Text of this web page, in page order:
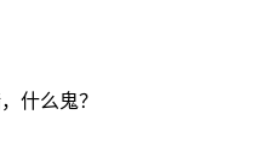
什么鬼？